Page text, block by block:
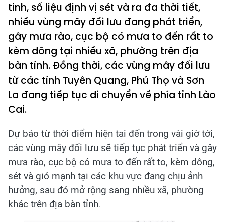
tinh, số liệu định vị sét và ra đa thời tiết,
nhiều vùng mây đối lưu đang phát triển,
gây mưa rào, cục bộ có mưa to đến rất to
kèm dông tại nhiều xã, phường trên địa
bàn tỉnh. Đồng thời, các vùng mây đối lưu
từ các tỉnh Tuyên Quang, Phú Thọ và Sơn
La đang tiếp tục di chuyển về phía tỉnh Lào
Cai.
Dự báo từ thời điểm hiện tại đến trong vài giờ tới,
các vùng mây đối lưu sẽ tiếp tục phát triển và gây
mưa rào, cục bộ có mưa to đến rất to, kèm dông,
sét và gió mạnh tại các khu vực đang chịu ảnh
hưởng, sau đó mở rộng sang nhiều xã, phường
khác trên địa bàn tỉnh.